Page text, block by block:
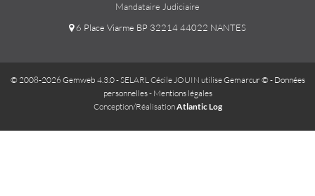
Mandataire Judiciaire
6 Place Viarme BP 32214 44022 NANTES
© 2008-2026 Gemweb 4.3.0- SELARL Cécile JOUIN utiliseGemarcur © - Données
personnelles- Mentions légales
Conception/RéalisationAtlantic Log